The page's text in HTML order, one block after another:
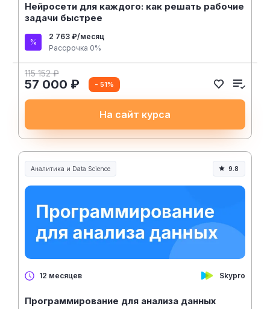
Нейросети для каждого: как решать рабочие
задачи быстрее
2 763 ₽/месяц
Рассрочка 0%
115 152 ₽
57 000 ₽ - 51%
На сайт курса
Аналитика и Data Science 9.8
12 месяцев Skypro
Программирование для анализа данных